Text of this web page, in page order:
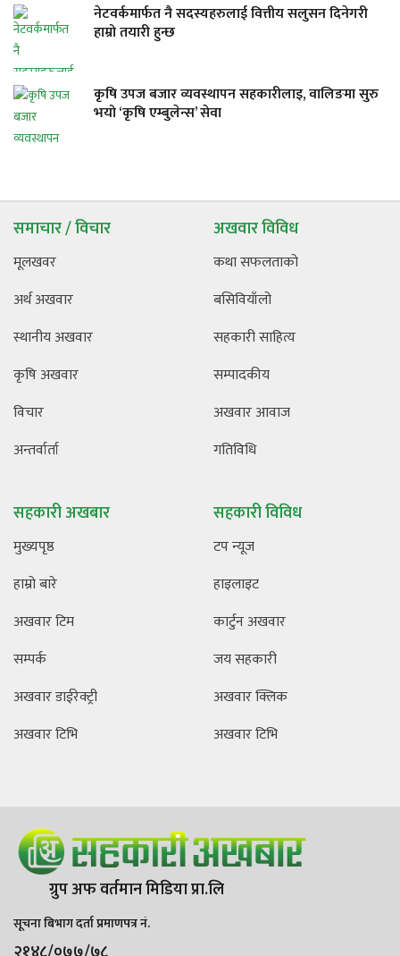
नेटवर्कमार्फत नै सदस्यहरुलाई वित्तीय सलुसन दिनेगरी
हाम्रो तयारी हुन्छ
कृषि उपज बजार व्यवस्थापन सहकारीलाइ, वालिङमा सुरु
भयो ‘कृषि एम्बुलेन्स’ सेवा
समाचार / विचार
मूलखवर
अर्थ अखवार
स्थानीय अखवार
कृषि अखवार
विचार
अन्तर्वार्ता
अखवार विविध
कथा सफलताको
बसिवियाँलो
सहकारी साहित्य
सम्पादकीय
अखवार आवाज
गतिविधि
सहकारी अखबार
मुख्यपृष्ठ
हाम्रो बारे
अखवार टिम
सम्पर्क
अखवार डाईरेक्ट्री
अखवार टिभि
सहकारी विविध
टप न्यूज
हाइलाइट
कार्टुन अखवार
जय सहकारी
अखवार क्लिक
अखवार टिभि
ग्रुप अफ वर्तमान मिडिया प्रा.लि
सूचना बिभाग दर्ता प्रमाणपत्र नं.